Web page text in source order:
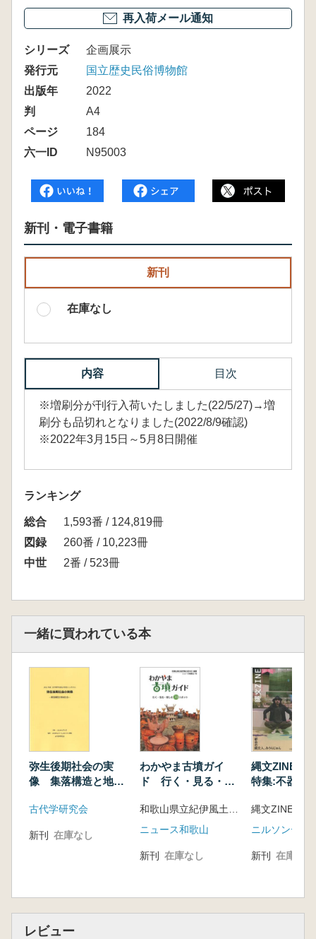
再入荷メール通知
シリーズ
企画展示
発行元
国立歴史民俗博物館
出版年
2022
判
A4
ページ
184
六一ID
N95003
新刊・電子書籍
新刊
在庫なし
内容 目次
※増刷分が刊行入荷いたしました(22/5/27)→増
刷分も品切れとなりました(2022/8/9確認)
※2022年3月15日～5月8日開催
ランキング
総合
1,593番 / 124,819冊
図録
260番 / 10,223冊
中世
2番 / 523冊
一緒に買われている本
弥生後期社会の実
像 集落構造と地域
古代学研究会
新刊 在庫なし
わかやま古墳ガイ
ド 行く・見る・楽
和歌山県立紀伊風土記の丘編
ニュース和歌山
新刊 在庫なし
縄文ZINE
特集:不器用
縄文ZINE編集
新刊 在庫なし
レビュー